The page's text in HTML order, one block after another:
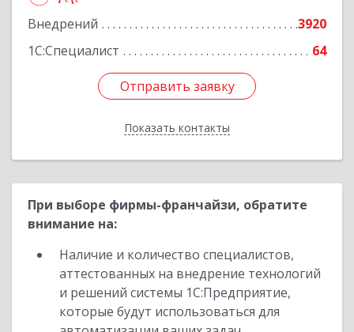
Внедрений
3920
1С:Специалист
64
Отправить заявку
Показать контакты
Отправить заявку
Назад
При выборе фирмы-франчайзи, обратите
внимание на:
Наличие и количество специалистов,
аттестованных на внедрение технологий
и решений системы 1С:Предприятие,
которые будут использоваться для